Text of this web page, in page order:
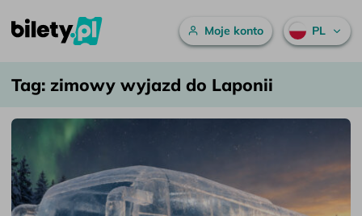
Przejdź do treści
zimowy wyjazd do Laponii – bilety.pl
Menu główne
Moje konto PL
Tag: zimowy wyjazd do Laponii